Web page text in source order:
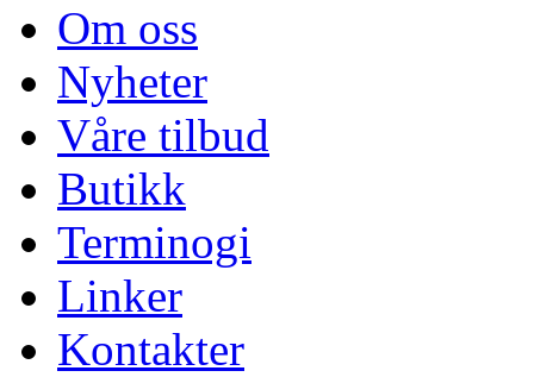
Om oss
Nyheter
Våre tilbud
Butikk
Terminogi
Linker
Kontakter